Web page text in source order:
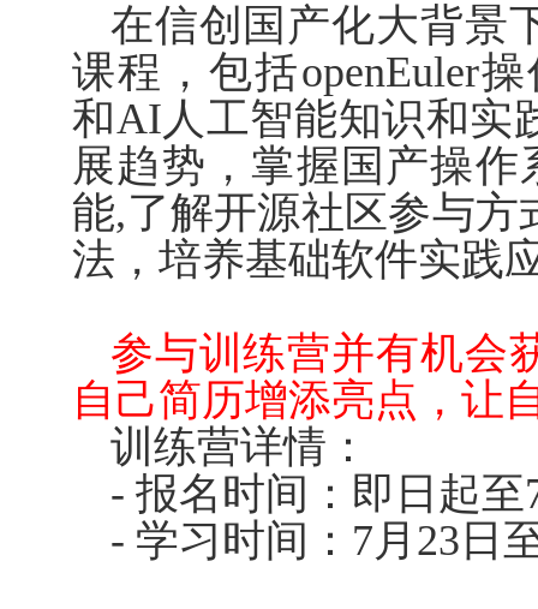
在信创国产化大背景
课程，包括openEuler操
和AI人工智能知识和实
展趋势，掌握国产操作
能,了解开源社区参与
法，培养基础软件实践
参与训练营并有机会
自己简历增添亮点，让
训练营详情：
- 报名时间：即日起至
- 学习时间： 7月 23 日